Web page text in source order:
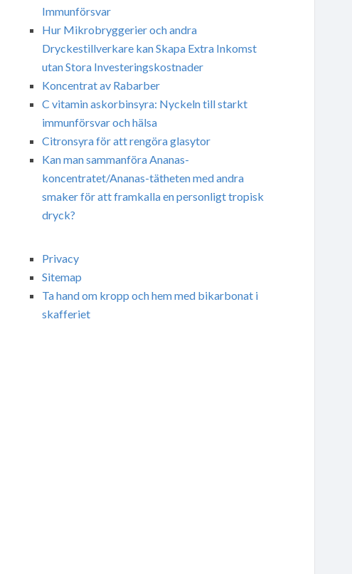
Immunförsvar
Hur Mikrobryggerier och andra
Dryckestillverkare kan Skapa Extra Inkomst
utan Stora Investeringskostnader
Koncentrat av Rabarber
C vitamin askorbinsyra: Nyckeln till starkt
immunförsvar och hälsa
Citronsyra för att rengöra glasytor
Kan man sammanföra Ananas-
koncentratet/Ananas-tätheten med andra
smaker för att framkalla en personligt tropisk
dryck?
Privacy
Sitemap
Ta hand om kropp och hem med bikarbonat i
skafferiet